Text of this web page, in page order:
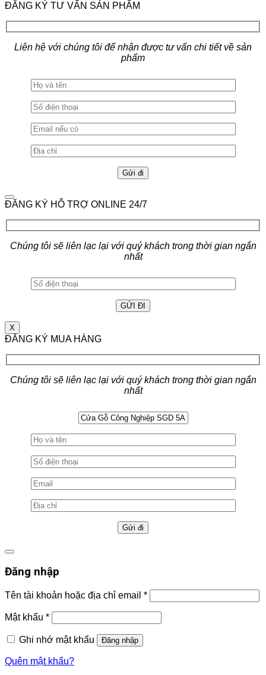
ĐĂNG KÝ TƯ VẤN SẢN PHẨM
Liên hệ với chúng tôi để nhận được tư vấn chi tiết về sản
phẩm
ĐĂNG KÝ HỖ TRỢ ONLINE 24/7
Chúng tôi sẽ liên lạc lại với quý khách trong thời gian ngắn
nhất
X
ĐĂNG KÝ MUA HÀNG
Chúng tôi sẽ liên lạc lại với quý khách trong thời gian ngắn
nhất
Đăng nhập
Tên tài khoản hoặc địa chỉ email *
Mật khẩu *
Ghi nhớ mật khẩu Đăng nhập
Quên mật khẩu?